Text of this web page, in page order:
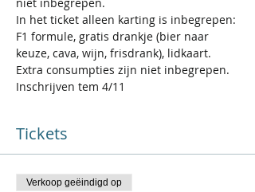
In het ticket alleen karting is inbegrepen:
F1 formule, gratis drankje (bier naar
keuze, cava, wijn, frisdrank), lidkaart.
Extra consumpties zijn niet inbegrepen.
Inschrijven tem 4/11
Tickets
Verkoop geëindigd op